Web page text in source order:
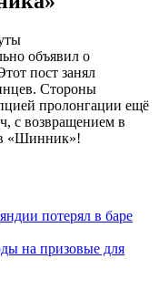
объявил о
пост занял
Стороны
пролонгации ещё
с возвращением в
«Шинник»!
потерял в баре
на призовые для